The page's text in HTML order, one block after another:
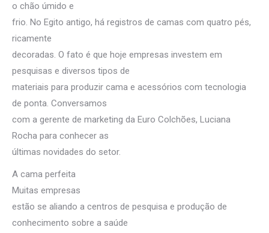
o chão úmido e
frio. No Egito antigo, há registros de camas com quatro pés,
ricamente
decoradas. O fato é que hoje empresas investem em
pesquisas e diversos tipos de
materiais para produzir cama e acessórios com tecnologia
de ponta. Conversamos
com a gerente de marketing da Euro Colchões, Luciana
Rocha para conhecer as
últimas novidades do setor.
A cama perfeita
Muitas empresas
estão se aliando a centros de pesquisa e produção de
conhecimento sobre a saúde